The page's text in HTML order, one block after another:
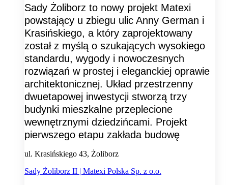
Sady Żoliborz to nowy projekt Matexi
powstający u zbiegu ulic Anny German i
Krasińskiego, a który zaprojektowany
został z myślą o szukających wysokiego
standardu, wygody i nowoczesnych
rozwiązań w prostej i eleganckiej oprawie
architektonicznej. Układ przestrzenny
dwuetapowej inwestycji stworzą trzy
budynki mieszkalne przeplecione
wewnętrznymi dziedzińcami. Projekt
pierwszego etapu zakłada budowę
ul. Krasińskiego 43, Żoliborz
Sady Żoliborz II | Matexi Polska Sp. z o.o.